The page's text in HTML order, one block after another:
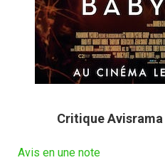
Critique Avisrama
Avis en une note